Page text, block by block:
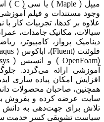
میپل ( Maple) یا سی ( C
)
وجود مستندات و فیلم
علاوه بر کدها، تجربیات کار
سیالات، مکانیک جامدات،
دینامیک پرواز، کامپیوتر،
فلوئنت (Fluent)، اباکوس (
(
OpenFoam ) و انسیس (
آموزشی ارائه می‌گردد.
افزایش امکان پیاده سازی
همچنین، صاحبان محصولات
سایت عرضه کرده و بفروش
تلاش برای جهت‌دهی به دانش
سیاست تشویقی کسر خدمت